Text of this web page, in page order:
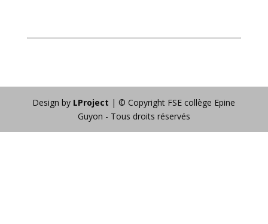
Design by LProject | © Copyright FSE collège Epine
Guyon - Tous droits réservés